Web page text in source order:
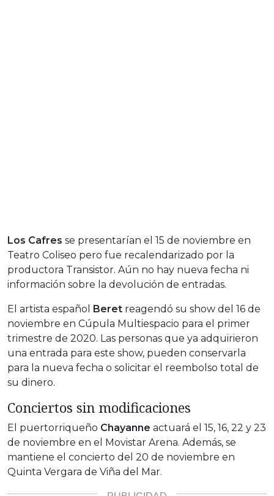
Los Cafres se presentarían el 15 de noviembre en
Teatro Coliseo pero fue recalendarizado por la
productora Transistor. Aún no hay nueva fecha ni
información sobre la devolución de entradas.
El artista español Beret reagendó su show del 16 de
noviembre en Cúpula Multiespacio para el primer
trimestre de 2020. Las personas que ya adquirieron
una entrada para este show, pueden conservarla
para la nueva fecha o solicitar el reembolso total de
su dinero.
Conciertos sin modificaciones
El puertorriqueño Chayanne actuará el 15, 16, 22 y 23
de noviembre en el Movistar Arena. Además, se
mantiene el concierto del 20 de noviembre en
Quinta Vergara de Viña del Mar.